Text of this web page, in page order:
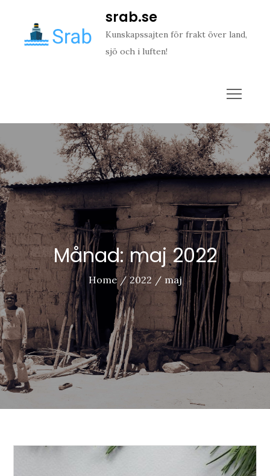
content
srab.se
Kunskapssajten för frakt över land,
sjö och i luften!
Månad:maj 2022
Home 2022 maj